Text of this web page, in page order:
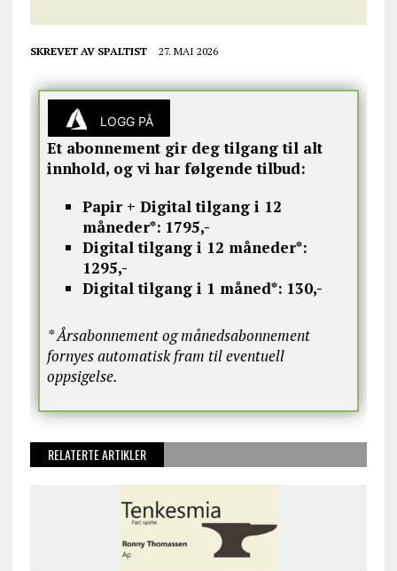
SKREVET AV SPALTIST 27. MAI 2026
LOGG PÅ
Et abonnement gir deg tilgang til alt
innhold, og vi har følgende tilbud:
Papir + Digital tilgang i 12
måneder*: 1795,-
Digital tilgang i 12 måneder*:
1295,-
Digital tilgang i 1 måned*: 130,-
* Årsabonnement og månedsabonnement
fornyes automatisk fram til eventuell
oppsigelse.
RELATERTE ARTIKLER